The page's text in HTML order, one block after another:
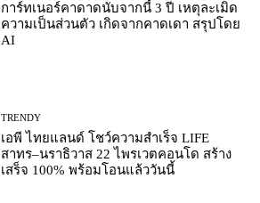
การ์ทเนอร์คาดาดนับจากนี้ 3 ปี เหตุละเมิด
ความเป็นส่วนตัว เกิดจากคาดเดา สรุปโดย
AI
TRENDY
เอพี ไทยแลนด์ โชว์ความสำเร็จ LIFE
สาทร–นราธิวาส 22 ไพรเวตคอนโด สร้าง
เสร็จ 100% พร้อมโอนแล้ววันนี้